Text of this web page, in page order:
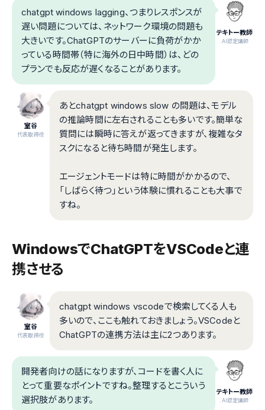
テキトー教師
.AI認定講師
chatgpt windows lagging、つまりレスポンスが
遅い問題については、ネットワーク環境の問題も
大きいです。ChatGPTのサーバーに負荷がかか
っている時間帯（特に海外の日中時間）は、どの
プランでも反応が遅くなることがあります。
室谷
代表取締役
あとchatgpt windows slow の問題は、モデル
の推論時間に左右されることも多いです。簡単な
質問には瞬時に答えが返ってきますが、複雑なタ
スクになると待ち時間が発生します。
エージェントモードは特に時間がかかるので、
「しばらく待つ」という体験に慣れることも大事で
すね。
WindowsでChatGPTをVSCodeと連
携させる
室谷
代表取締役
chatgpt windows vscodeで検索してくる人も
多いので、ここも触れておきましょう。VSCodeと
ChatGPTの連携方法は主に2つあります。
テキトー教師
.AI認定講師
開発者向けの話になりますが、コードを書く人に
とって重要なポイントですね。整理するとこういう
選択肢があります。